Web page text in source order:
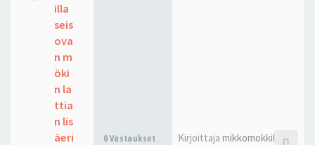
illa
seis
ova
n m
öki
n la
ttia
n lis
äeri
0 Vastaukset
Kirjoittaja mikkomokkilainen